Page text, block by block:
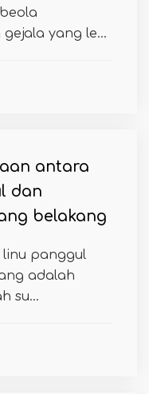
yang le...
antara
dan
belakang
panggul
adalah
su...